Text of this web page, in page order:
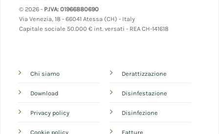
© 2026 - P.IVA: 01966880690
Via Venezia, 18 - 66041 Atessa (CH) - Italy
Capitale sociale 50.000 € int. versati - REA CH-141618
Chi siamo
Download
Privacy policy
Cookie policy
Derattizzazione
Disinfestazione
Disinfezione
Fatture